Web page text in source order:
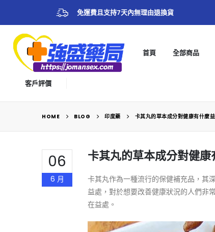
免運費且支持7天內無理由退換貨
首頁 全部商品
客戶評價
HOME BLOG 印度藥 卡其丸的草本成分對健康有什麼
06
6 月
卡其丸的草本成分對健康
卡其丸作為一種流行的保健補充品，其
益處，對於想要改善健康狀況的人們非
在益處。